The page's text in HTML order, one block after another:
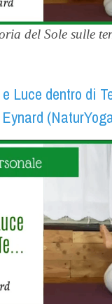
del Sole sulle
Luce dentro di